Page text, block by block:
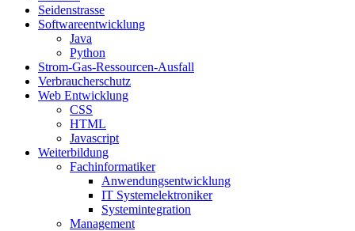
Seidenstrasse
Softwareentwicklung
Java
Python
Strom-Gas-Ressourcen-Ausfall
Verbraucherschutz
Web Entwicklung
CSS
HTML
Javascript
Weiterbildung
Fachinformatiker
Anwendungsentwicklung
IT Systemelektroniker
Systemintegration
Management